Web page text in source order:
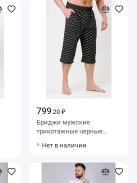
799.20 ₽
Бриджи мужские
трикотажные черные
Нет в наличии